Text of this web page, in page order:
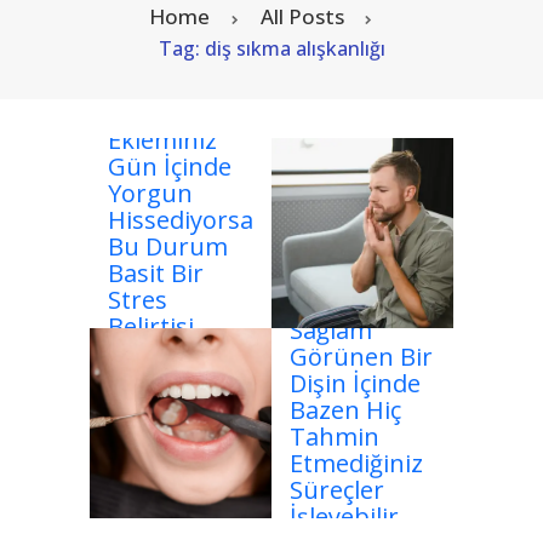
Home All Posts
Tag: diş sıkma alışkanlığı
BLOG
SORU-CEVAP
Ekleminiz
Gün İçinde
Yorgun
Hissediyorsa
Bu Durum
Basit Bir
Stres
Belirtisi
Olmayabilir
Sağlam
Görünen Bir
Dişin İçinde
Bazen Hiç
Tahmin
Etmediğiniz
Süreçler
İşleyebilir